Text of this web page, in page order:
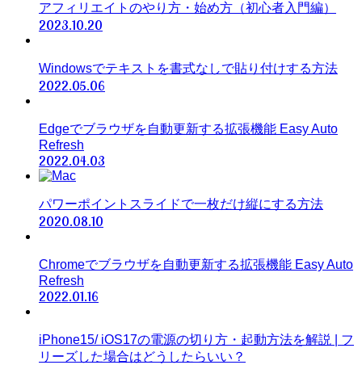
アフィリエイトのやり方・始め方（初心者入門編）
2023.10.20
Windowsでテキストを書式なしで貼り付けする方法
2022.05.06
Edgeでブラウザを自動更新する拡張機能 Easy Auto
Refresh
2022.04.03
パワーポイントスライドで一枚だけ縦にする方法
2020.08.10
Chromeでブラウザを自動更新する拡張機能 Easy Auto
Refresh
2022.01.16
iPhone15/ iOS17の電源の切り方・起動方法を解説 | フ
リーズした場合はどうしたらいい？